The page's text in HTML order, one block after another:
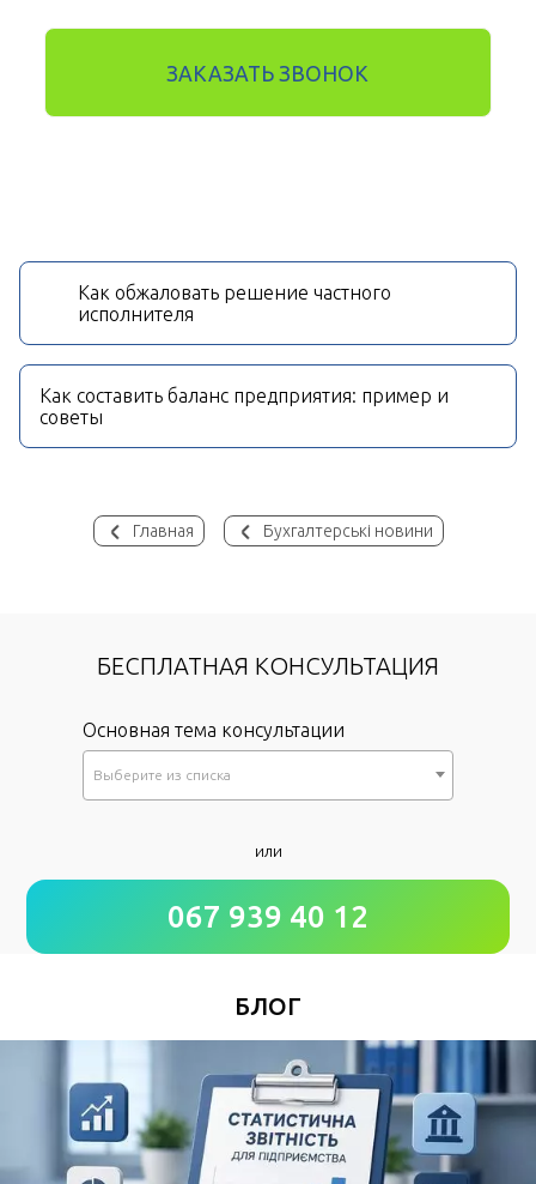
Главная Бухгалтерські новини
ЗАКАЗАТЬ ЗВОНОК
Как обжаловать решение частного
исполнителя
Как составить баланс предприятия: пример и
советы
БЕСПЛАТНАЯ КОНСУЛЬТАЦИЯ
Основная тема консультации
Выберите из списка
Как к Вам обращаться?
Удобное время для звонка
или
067 939 40 12
БЛОГ